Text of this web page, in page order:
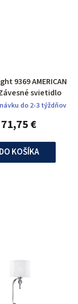
9369 AMERICAN
Závesné svietidlo
do 2-3 týždňov
71,75 €
DO KOŠÍKA